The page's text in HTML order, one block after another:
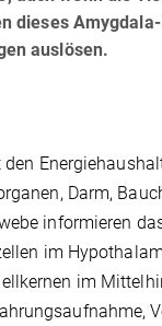
dieses
auslösen.
Darm,
informieren
im
im